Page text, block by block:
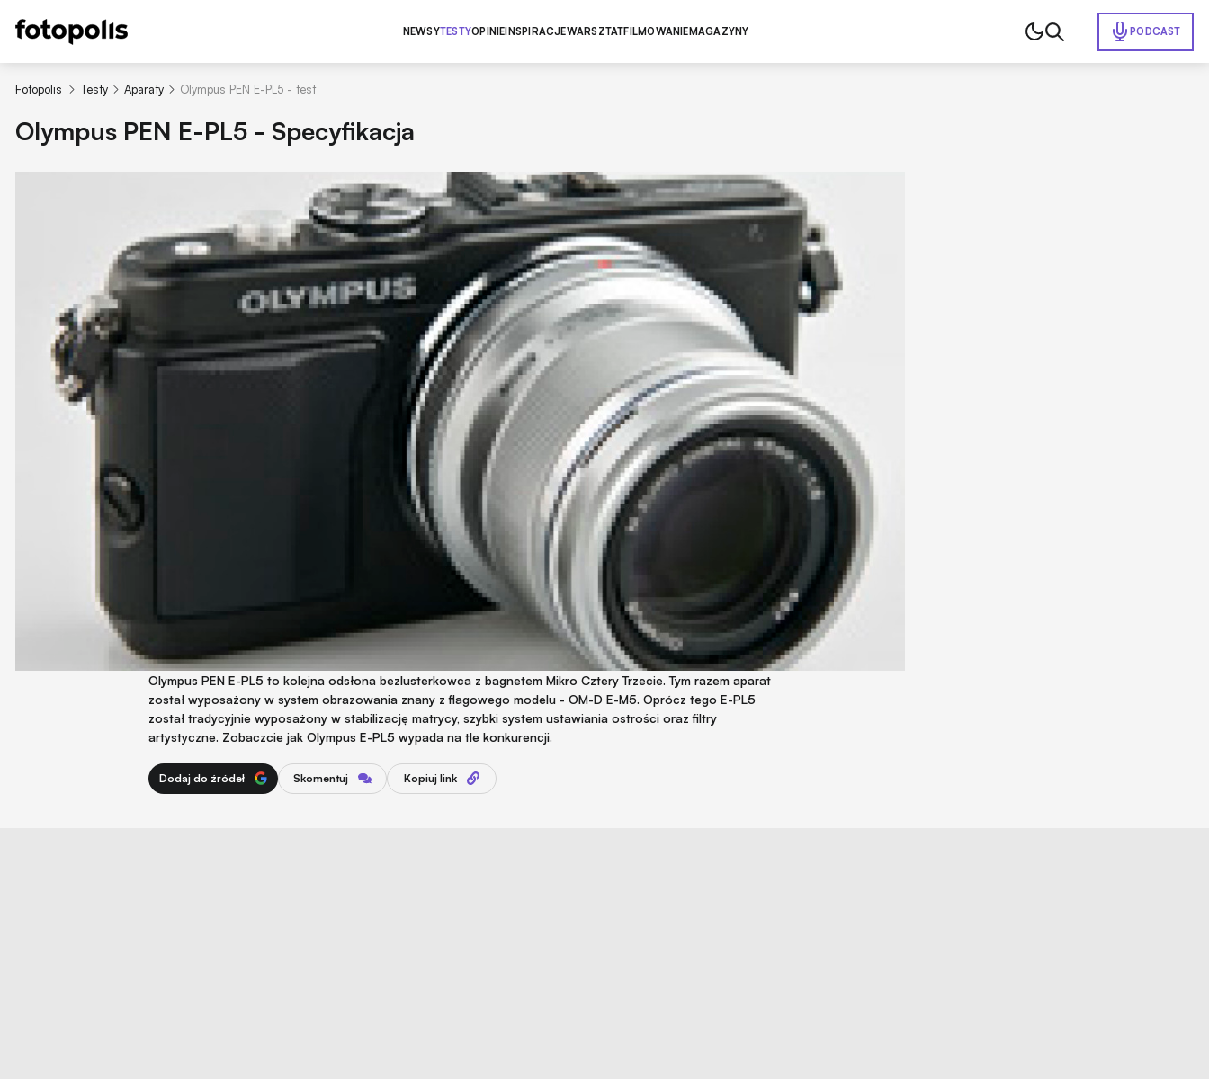
NEWSYTESTYOPINIEINSPIRACJEWARSZTATFILMOWANIEMAGAZYNY PODCAST
Fotopolis Testy Aparaty Olympus PEN E-PL5 - test
Olympus PEN E-PL5 - Specyfikacja
Olympus PEN E-PL5 to kolejna odsłona bezlusterkowca z bagnetem Mikro Cztery Trzecie. Tym razem aparat
został wyposażony w system obrazowania znany z flagowego modelu - OM-D E-M5. Oprócz tego E-PL5
został tradycyjnie wyposażony w stabilizację matrycy, szybki system ustawiania ostrości oraz filtry
artystyczne. Zobaczcie jak Olympus E-PL5 wypada na tle konkurencji.
Dodaj do źródeł Skomentuj Kopiuj link